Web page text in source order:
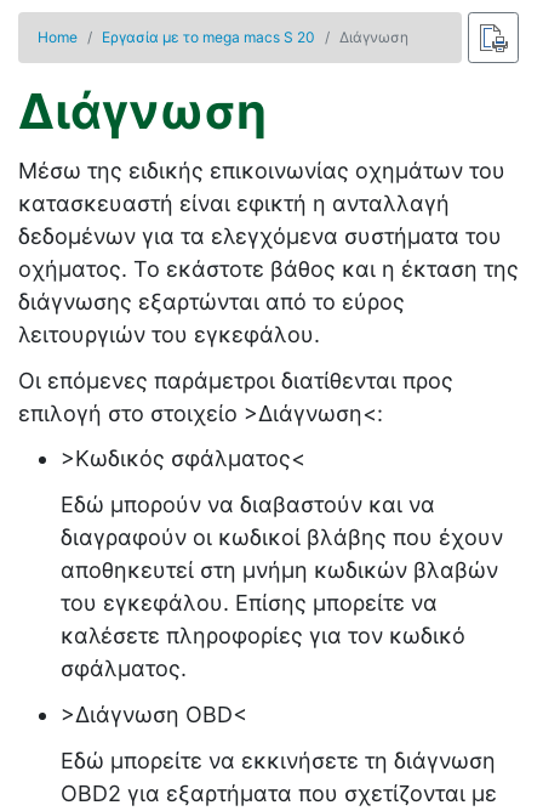
Home Εργασία με το mega macs S 20 Διάγνωση
Διάγνωση
Μέσω της ειδικής επικοινωνίας οχημάτων του
κατασκευαστή είναι εφικτή η ανταλλαγή
δεδομένων για τα ελεγχόμενα συστήματα του
οχήματος. Το εκάστοτε βάθος και η έκταση της
διάγνωσης εξαρτώνται από το εύρος
λειτουργιών του εγκεφάλου.
Οι επόμενες παράμετροι διατίθενται προς
επιλογή στο στοιχείο >Διάγνωση<:
>Κωδικός σφάλματος<
Εδώ μπορούν να διαβαστούν και να
διαγραφούν οι κωδικοί βλάβης που έχουν
αποθηκευτεί στη μνήμη κωδικών βλαβών
του εγκεφάλου. Επίσης μπορείτε να
καλέσετε πληροφορίες για τον κωδικό
σφάλματος.
>Διάγνωση OBD<
Εδώ μπορείτε να εκκινήσετε τη διάγνωση
OBD2 για εξαρτήματα που σχετίζονται με